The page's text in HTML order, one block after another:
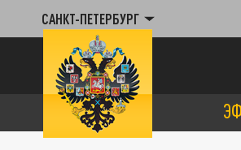
САНКТ-ПЕТЕРБУРГ